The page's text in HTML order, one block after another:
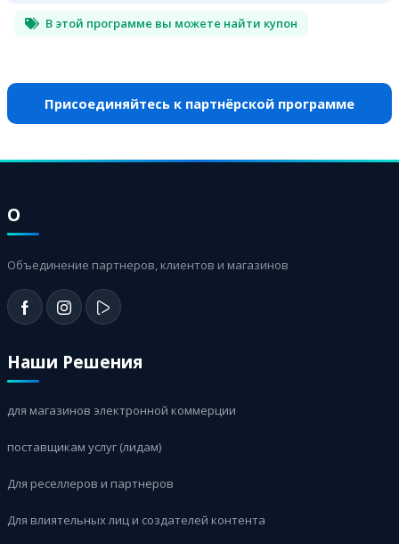
В этой программе вы можете найти купон
Присоединяйтесь к партнёрской программе
О
Объединение партнеров, клиентов и магазинов
Наши Решения
для магазинов электронной коммерции
поставщикам услуг (лидам)
Для реселлеров и партнеров
Для влиятельных лиц и создателей контента